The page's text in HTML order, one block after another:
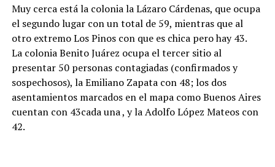
Muy cerca está la colonia la Lázaro Cárdenas, que ocupa
el segundo lugar con un total de 59, mientras que al
otro extremo Los Pinos con que es chica pero hay 43.
La colonia Benito Juárez ocupa el tercer sitio al
presentar 50 personas contagiadas (confirmados y
sospechosos), la Emiliano Zapata con 48; los dos
asentamientos marcados en el mapa como Buenos Aires
cuentan con 43cada una , y la Adolfo López Mateos con
42.